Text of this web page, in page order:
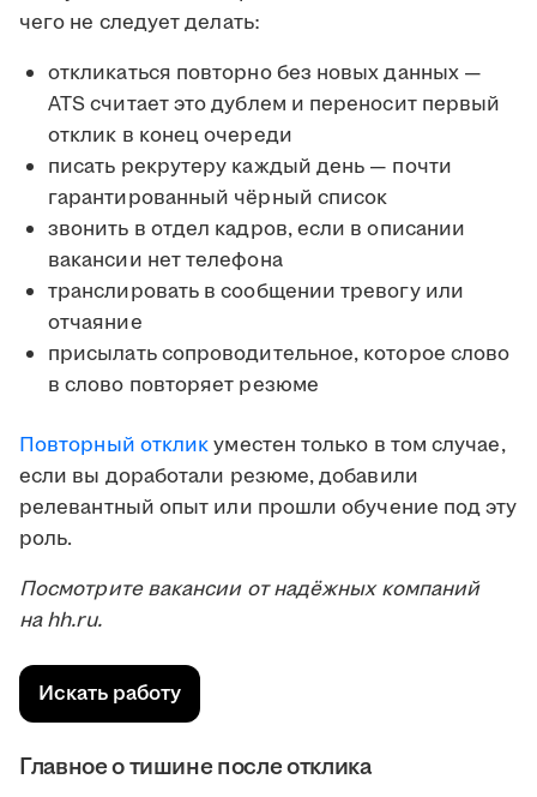
чего не следует делать:
откликаться повторно без новых данных —
ATS считает это дублем и переносит первый
отклик в конец очереди
писать рекрутеру каждый день — почти
гарантированный чёрный список
звонить в отдел кадров, если в описании
вакансии нет телефона
транслировать в сообщении тревогу или
отчаяние
присылать сопроводительное, которое слово
в слово повторяет резюме
Повторный откликуместен только в том случае,
если вы доработали резюме, добавили
релевантный опыт или прошли обучение под эту
роль.
Посмотрите вакансии от надёжных компаний
на hh.ru.
Искать работу
Главное о тишине после отклика